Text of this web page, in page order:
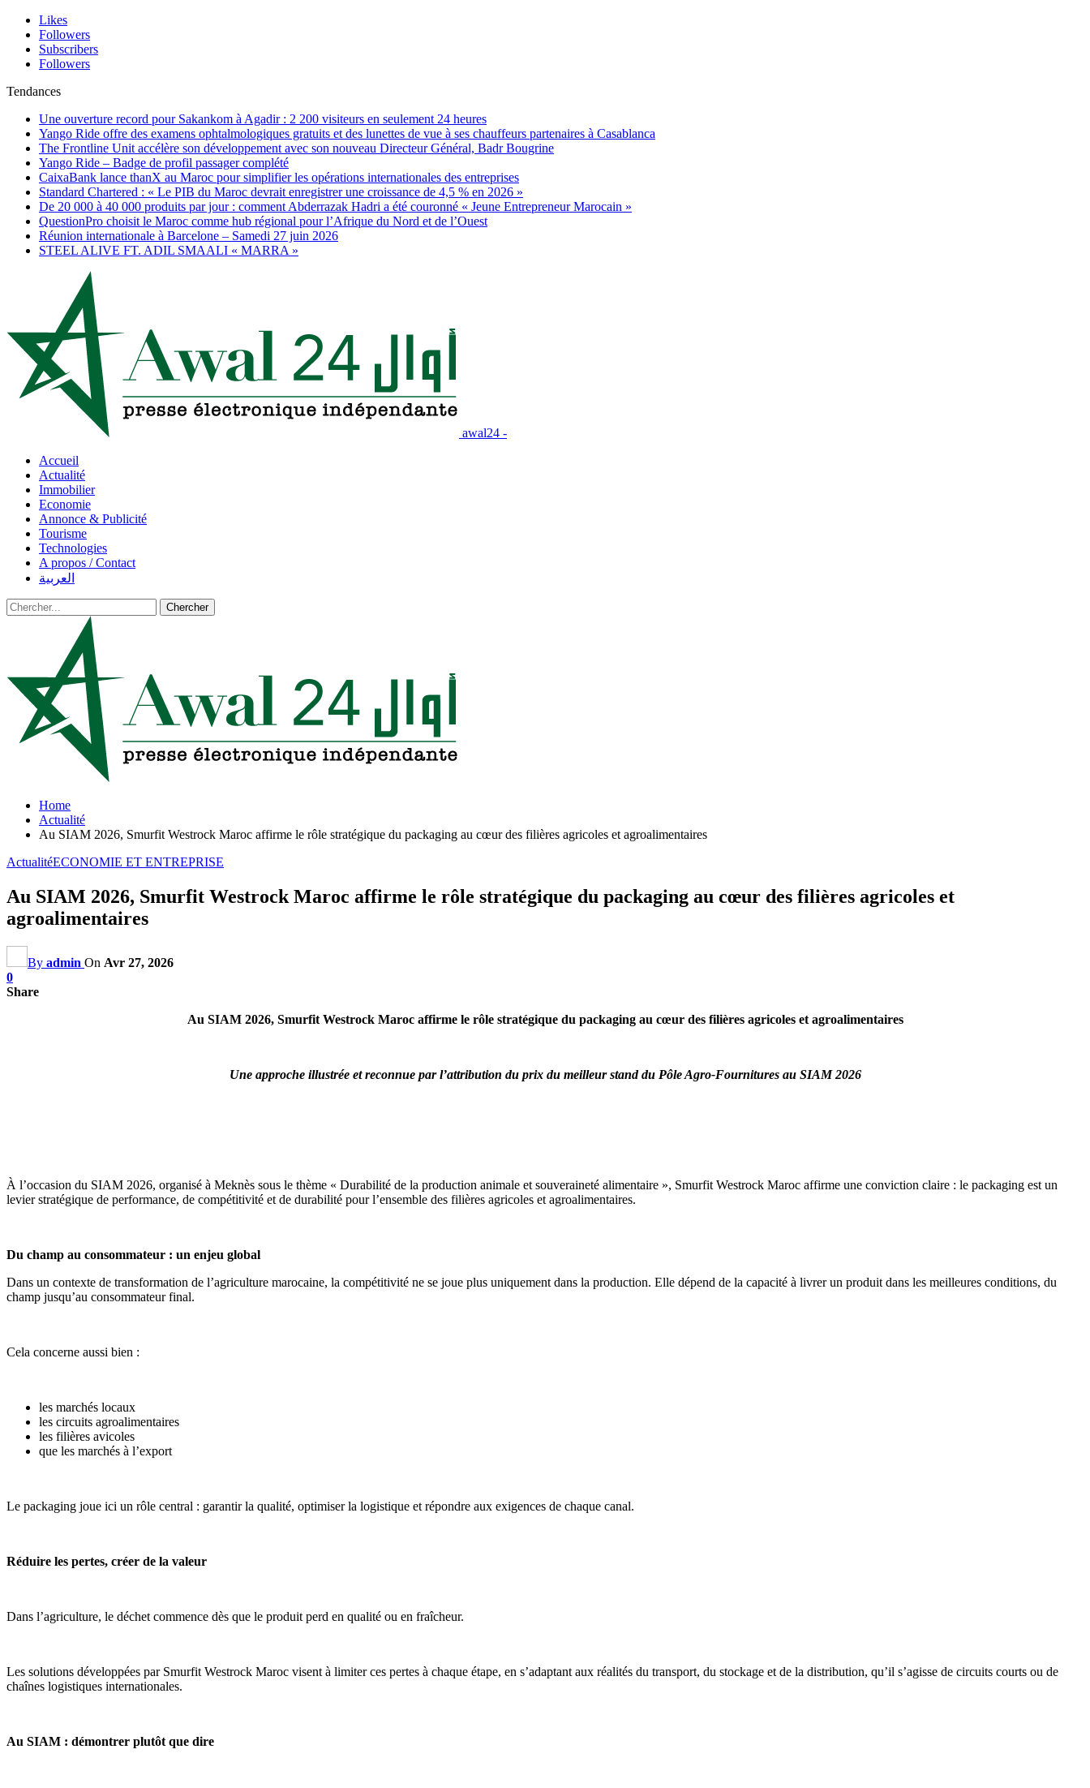
Likes
Followers
Subscribers
Followers
Tendances
Une ouverture record pour Sakankom à Agadir : 2 200 visiteurs en seulement 24 heures
Yango Ride offre des examens ophtalmologiques gratuits et des lunettes de vue à ses chauffeurs partenaires à Casablanca
The Frontline Unit accélère son développement avec son nouveau Directeur Général, Badr Bougrine
Yango Ride – Badge de profil passager complété
CaixaBank lance thanX au Maroc pour simplifier les opérations internationales des entreprises
Standard Chartered : « Le PIB du Maroc devrait enregistrer une croissance de 4,5 % en 2026 »
De 20 000 à 40 000 produits par jour : comment Abderrazak Hadri a été couronné « Jeune Entrepreneur Marocain »
QuestionPro choisit le Maroc comme hub régional pour l’Afrique du Nord et de l’Ouest
Réunion internationale à Barcelone – Samedi 27 juin 2026
STEEL ALIVE FT. ADIL SMAALI « MARRA »
awal24 -
Accueil
Actualité
Immobilier
Economie
Annonce & Publicité
Tourisme
Technologies
A propos / Contact
العربية
Home
Actualité
Au SIAM 2026, Smurfit Westrock Maroc affirme le rôle stratégique du packaging au cœur des filières agricoles et agroalimentaires
ActualitéECONOMIE ET ENTREPRISE
Au SIAM 2026, Smurfit Westrock Maroc affirme le rôle stratégique du packaging au cœur des filières agricoles et
agroalimentaires
By admin On Avr 27, 2026
0
Share
Au SIAM 2026, Smurfit Westrock Maroc affirme le rôle stratégique du packaging au cœur des filières agricoles et agroalimentaires
Une approche illustrée et reconnue par l’attribution du prix du meilleur stand du Pôle Agro-Fournitures au SIAM 2026
À l’occasion du SIAM 2026, organisé à Meknès sous le thème « Durabilité de la production animale et souveraineté alimentaire », Smurfit Westrock Maroc affirme une conviction claire : le packaging est un
levier stratégique de performance, de compétitivité et de durabilité pour l’ensemble des filières agricoles et agroalimentaires.
Du champ au consommateur : un enjeu global
Dans un contexte de transformation de l’agriculture marocaine, la compétitivité ne se joue plus uniquement dans la production. Elle dépend de la capacité à livrer un produit dans les meilleures conditions, du
champ jusqu’au consommateur final.
Cela concerne aussi bien :
les marchés locaux
les circuits agroalimentaires
les filières avicoles
que les marchés à l’export
Le packaging joue ici un rôle central : garantir la qualité, optimiser la logistique et répondre aux exigences de chaque canal.
Réduire les pertes, créer de la valeur
Dans l’agriculture, le déchet commence dès que le produit perd en qualité ou en fraîcheur.
Les solutions développées par Smurfit Westrock Maroc visent à limiter ces pertes à chaque étape, en s’adaptant aux réalités du transport, du stockage et de la distribution, qu’il s’agisse de circuits courts ou de
chaînes logistiques internationales.
Au SIAM : démontrer plutôt que dire